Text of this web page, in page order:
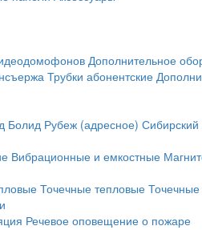
Дополнительное
Трубки абонентские
Болид Рубеж (адресное)
Вибрационные и емкостные
Точечные тепловые
Речевое оповещение о пожаре